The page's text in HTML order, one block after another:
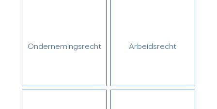
Ondernemingsrecht Arbeidsrecht